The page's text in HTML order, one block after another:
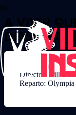
A VIVIR
Director: Bill
Reparto: